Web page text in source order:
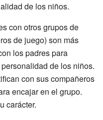
de los niños.
con otros grupos de
de juego) son más
los padres para
de los niños.
con sus compañeros
encajar en el grupo.
carácter.